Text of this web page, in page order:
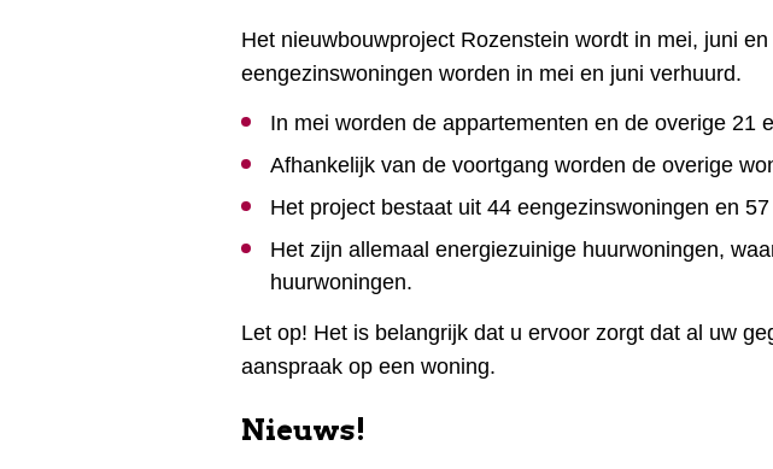
Het nieuwbouwproject Rozenstein wordt in mei, juni
eengezinswoningen worden in mei en juni verhuurd.
In mei worden de appartementen en de overige 21
Afhankelijk van de voortgang worden de overige
Het project bestaat uit 44 eengezinswoningen en
Het zijn allemaal energiezuinige huurwoningen,
huurwoningen.
Let op! Het is belangrijk dat u ervoor zorgt dat al uw
aanspraak op een woning.
Nieuws!